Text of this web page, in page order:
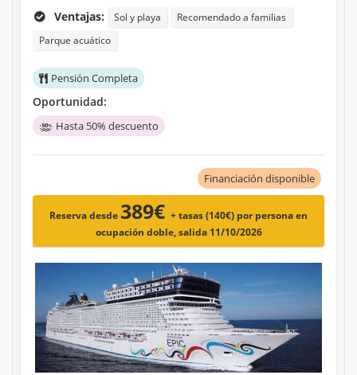
Ventajas:
Sol y playa
Recomendado a familias
Parque acuático
Pensión Completa
Oportunidad:
Hasta 50% descuento
Financiación disponible
Reserva desde 389€ + tasas (140€) por persona en
ocupación doble, salida 11/10/2026